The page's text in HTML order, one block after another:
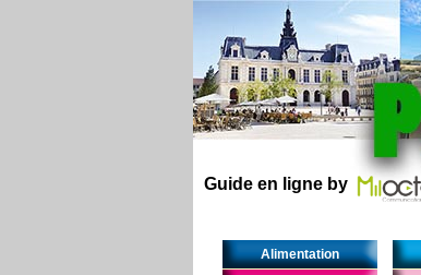
Guide en ligne by
Alimentation